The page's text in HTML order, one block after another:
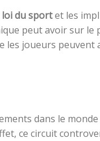
loi du sportet les
peut avoir sur le
les joueurs
dans le
ce circuit